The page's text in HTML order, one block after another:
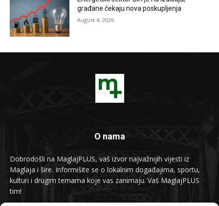
građane čekaju nova poskupljenja
August 4, 2026
O nama
Dobrodošli na MaglajPLUS, vaš izvor najvažnijih vijesti iz
Maglaja i šire. Informišite se o lokalnim događajima, sportu,
kulturi i drugim temama koje vas zanimaju. Vaš MaglajPLUS
tim!